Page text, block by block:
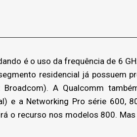
é o uso da frequência de 6
residencial já possuem
Broadcom). A Qualcomm
e a Networking Pro série 600,
o recurso nos modelos 800.